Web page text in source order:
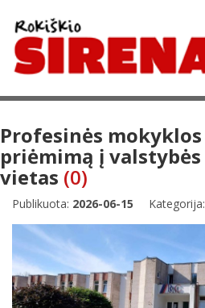
Profesinės
priėmimą į
vietas (0)
Publikuota: 2026-06-15 Kategorija: